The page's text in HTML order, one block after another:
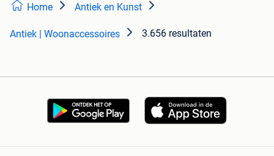
Home Antiek en Kunst
Antiek | Woonaccessoires 3.656 resultaten